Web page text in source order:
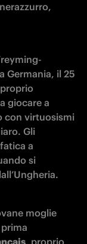
Germania, il 25
giocare a
con virtuosismi
Gli
a
si
moglie